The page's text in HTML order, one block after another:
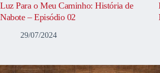
Luz Para o Meu Caminho: História de
Nabote – Episódio 02
29/07/2024